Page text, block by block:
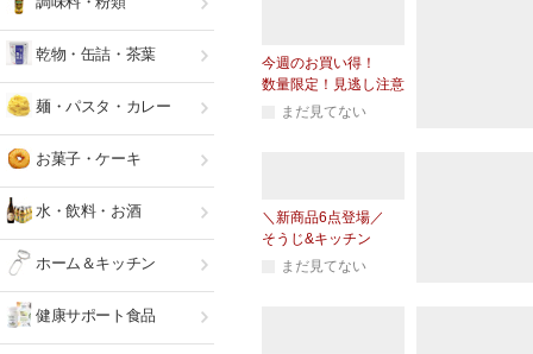
今週のお買い得！
数量限定！見逃し注意
まだ見てない
＼新商品6点登場／
そうじ&キッチン
まだ見てない
乾物・缶詰・茶葉
麺・パスタ・カレー
お菓子・ケーキ
水・飲料・お酒
ホーム＆キッチン
健康サポート食品